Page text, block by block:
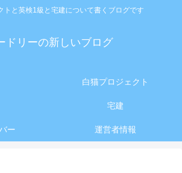
トと英検1級と宅建について書くブログです
ドリーの新しいブログ
白猫プロジェクト
宅建
ー 運営者情報